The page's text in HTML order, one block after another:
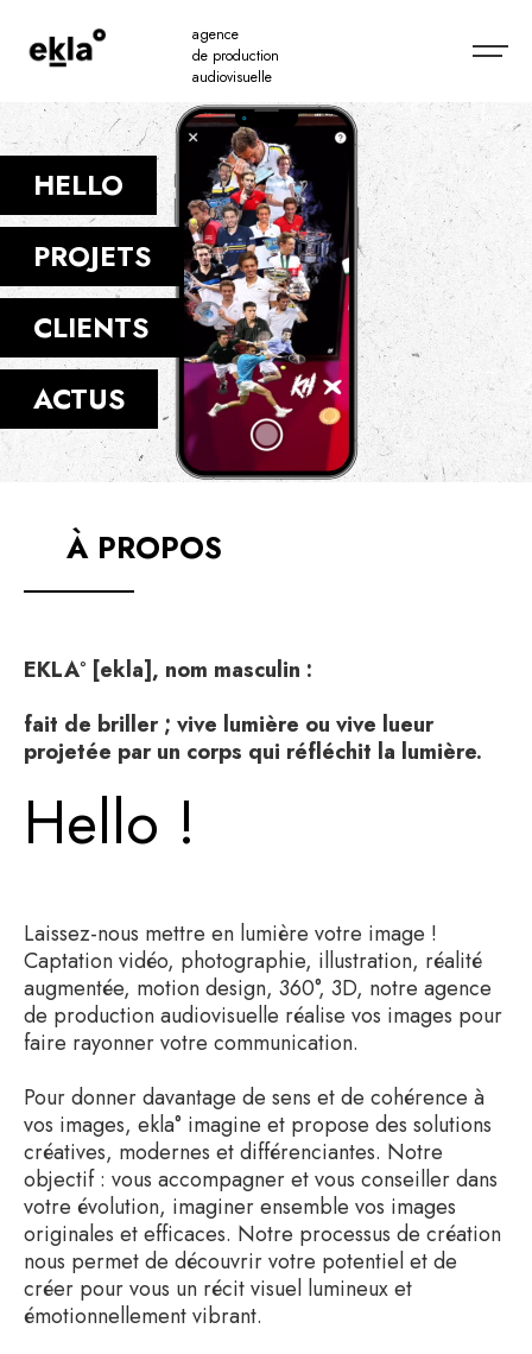
agence
de production
audiovisuelle
HELLO
PROJETS
CLIENTS
ACTUS
À PROPOS
EKLA° [ekla], nom masculin :
fait de briller ; vive lumière ou vive lueur
projetée par un corps qui réfléchit la lumière.
Hello !
Laissez-nous mettre en lumière votre image !
Captation vidéo, photographie, illustration, réalité
augmentée, motion design, 360°, 3D, notre agence
de production audiovisuelle réalise vos images pour
faire rayonner votre communication.
Pour donner davantage de sens et de cohérence à
vos images, ekla° imagine et propose des solutions
créatives, modernes et différenciantes. Notre
objectif : vous accompagner et vous conseiller dans
votre évolution, imaginer ensemble vos images
originales et efficaces. Notre processus de création
nous permet de découvrir votre potentiel et de
créer pour vous un récit visuel lumineux et
émotionnellement vibrant.